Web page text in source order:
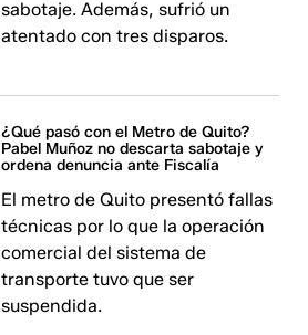
sabotaje. Además, sufrió un
atentado con tres disparos.
¿Qué pasó con el Metro de Quito?
Pabel Muñoz no descarta sabotaje y
ordena denuncia ante Fiscalía
El metro de Quito presentó fallas
técnicas por lo que la operación
comercial del sistema de
transporte tuvo que ser
suspendida.